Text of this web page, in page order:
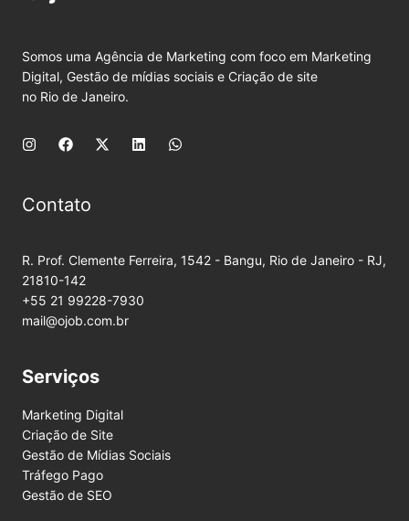
Somos uma Agência de Marketing com foco em Marketing
Digital, Gestão de mídias sociais e Criação de site
no Rio de Janeiro.
Contato
R. Prof. Clemente Ferreira, 1542 - Bangu, Rio de Janeiro - RJ,
21810-142
+55 21 99228-7930
mail@ojob.com.br
Serviços
Marketing Digital
Criação de Site
Gestão de Mídias Sociais
Tráfego Pago
Gestão de SEO